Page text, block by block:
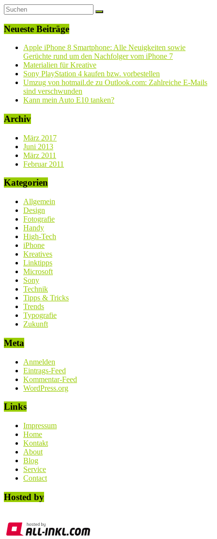
Neueste Beiträge
Apple iPhone 8 Smartphone: Alle Neuigkeiten sowie
Gerüchte rund um den Nachfolger vom iPhone 7
Materialien für Kreative
Sony PlayStation 4 kaufen bzw. vorbestellen
Umzug von hotmail.de zu Outlook.com: Zahlreiche E-Mails
sind verschwunden
Kann mein Auto E10 tanken?
Archiv
März 2017
Juni 2013
März 2011
Februar 2011
Kategorien
Allgemein
Design
Fotografie
Handy
High-Tech
iPhone
Kreatives
Linktipps
Microsoft
Sony
Technik
Tipps & Tricks
Trends
Typografie
Zukunft
Meta
Anmelden
Eintrags-Feed
Kommentar-Feed
WordPress.org
Links
Impressum
Home
Kontakt
About
Blog
Service
Contact
Hosted by